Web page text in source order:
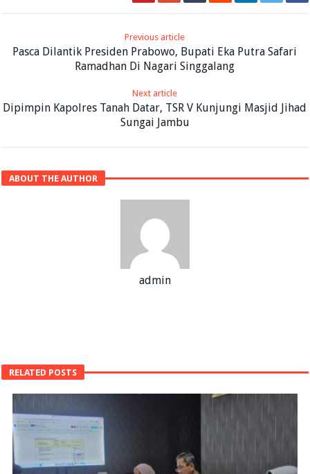
Previous article
Pasca Dilantik Presiden Prabowo, Bupati Eka Putra Safari
Ramadhan Di Nagari Singgalang
Next article
Dipimpin Kapolres Tanah Datar, TSR V Kunjungi Masjid Jihad
Sungai Jambu
ABOUT THE AUTHOR
admin
RELATED POSTS